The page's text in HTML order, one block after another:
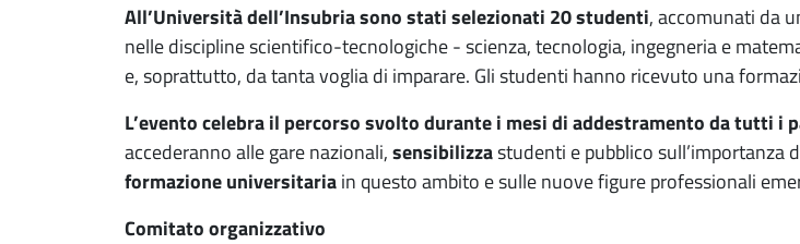
All’Università dell’Insubria sono stati selezionati 20 studenti, accomunati da
nelle discipline scientifico-tecnologiche - scienza, tecnologia, ingegneria e
e, soprattutto, da tanta voglia di imparare. Gli studenti hanno ricevuto una
L’evento celebra il percorso svolto durante i mesi di addestramento da tutti i
accederanno alle gare nazionali,sensibilizzastudenti e pubblico sull’importanza
formazione universitariain questo ambito e sulle nuove figure professionali
Comitato organizzativo